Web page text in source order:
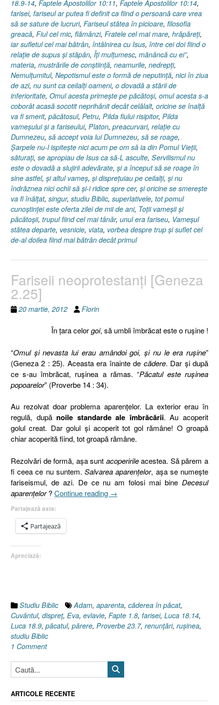
18.9-14, Faptele Apostolilor 10:11, Faptele Apostolilor 10:14,
farisei, fariseul ar putea fi definit ca fiind o persoană care vrea
să se sature de lucruri, Fariseul stătea în picioare, filosofia
greacă, Fiul cel mic, flămânzi, Fratele cel mai mare, hrăpăreţi,
iar sufletul cel mai bătrân, întâlnirea cu Isus, între cei doi fiind o
relaţie de supus şi stăpân, Îţi mulţumesc, mănâncă cu ei”,
materia, mustrările de conştiinţă, neamurile, nedrepţi,
Nemulţumitul, Nepotismul este o formă de neputinţă, nici în ziua
de azi, nu sunt ca ceilalţi oameni, o dovadă a stării de
inferioritate, Omul acesta primeşte pe păcătoşi, omul acesta s-a
coborât acasă socotit neprihănit decât celălalt, oricine se înalţă
va fi smerit, păcătosul, Petru, Pilda fiului risipitor, Pilda
vameşului şi a fariseului, Platon, preacurvari, relaţie cu
Dumnezeu, să accept voia lui Dumnezeu, să se roage,
Şarpele nu-l ispiteşte nici acum pe om să ia din Pomul Vieţii,
săturaţi, se apropiau de Isus ca să-L asculte, Servilismul nu
este o dovadă a slujirii adevărate, şi a început să se roage în
sine astfel, şi altul vameş, şi dispreţuiau pe ceilalţi, şi nu
îndrăznea nici ochii să şi-i ridice spre cer, şi oricine se smereşte
va fi înălţat, singur, studiu Biblic, superlativele, tot pomul
cunoştinţei este oferta zilei de mii de ani, Toţii vameşii şi
păcătoşii, trupul fiind cel mai tânăr, unul era fariseu, Vameşul
stătea departe, vesnicie, viata, vorbea despre trup şi suflet cel
de-al doilea fiind mai bătrân decât primul
Fariseii neoprotestanţi [Geneza
2.25]
20 martie, 2012 Florin
În ţara celorgoi, să umbli îmbrăcat este o ruşine !
“Omul şi nevasta lui erau amândoi goi, şi nu le era ruşine”
(Geneza 2 : 25). Aceasta era înainte de cădere. Dar şi după
ce s-au îmbrăcat, ruşinea a rămas. “Păcatul este ruşinea
popoarelor” (Proverbe 14 : 34).
Au rezolvat doar problema aparenţelor. La exterior erau în
regulă, după noile standarde ale îmbrăcării. Au acoperit
golul creat. Dar golul şi acoperit tot gol rămâne! O groapă
chiar acoperită fiind, tot groapă rămâne.
Rezolvări de formă, aşa sunt acoperirileacestea. Să părem a
fi ceea ce nu suntem.Salvarea aparenţelor, aşa se numeşte
fariseismul, de azi. De ce nu am folosi mai bine Decesul
aparenţelor?Continue reading „Fariseii
→
Partajează asta:
Partajează
Apreciază:
Studiu Biblic Adam, aparenta, căderea în păcat,
Cuvântul, dispreţ, Eva, evlavie, Fapte 1.8, farisei, Luca 18.14,
Luca 18.9, păcatul, părere, Proverbe 23.7, renunţări, ruşinea,
studiu Biblic
1 Comment
ARTICOLE RECENTE